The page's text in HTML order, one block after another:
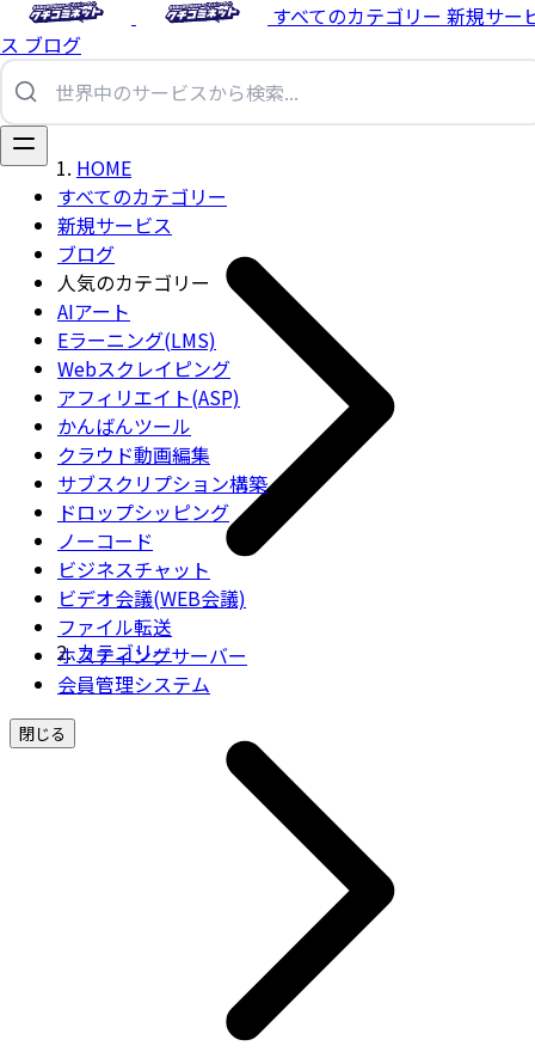
すべてのカテゴリー 新規サー
ス ブログ
すべてのカテゴリー
新規サービス
ブログ
人気のカテゴリー
AIアート
Eラーニング(LMS)
Webスクレイピング
アフィリエイト(ASP)
かんばんツール
クラウド動画編集
サブスクリプション構築
ドロップシッピング
ノーコード
ビジネスチャット
ビデオ会議(WEB会議)
ファイル転送
ホスティングサーバー
会員管理システム
閉じる
HOME
カテゴリー